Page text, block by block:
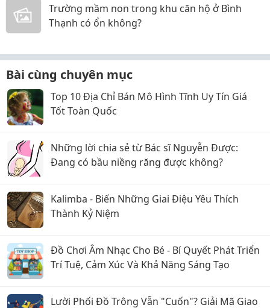
Trường mầm non trong khu căn hộ ở Bình
Thạnh có ổn không?
Bài cùng chuyên mục
Top 10 Địa Chỉ Bán Mô Hình Tĩnh Uy Tín Giá
Tốt Toàn Quốc
Những lời chia sẻ từ Bác sĩ Nguyễn Được:
Đang có bầu niềng răng được không?
Kalimba - Biến Những Giai Điệu Yêu Thích
Thành Kỷ Niệm
Đồ Chơi Âm Nhạc Cho Bé - Bí Quyết Phát Triển
Trí Tuệ, Cảm Xúc Và Khả Năng Sáng Tạo
Lười Phối Đồ Trông Vẫn "Cuốn"? Giải Mã Giao